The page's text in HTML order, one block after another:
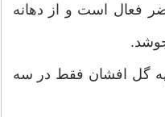
فعال است و از دهانه
گل افشان فقط در سه